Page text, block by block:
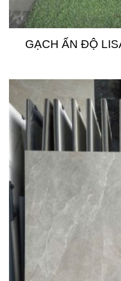
GẠCH ẤN ĐỘ